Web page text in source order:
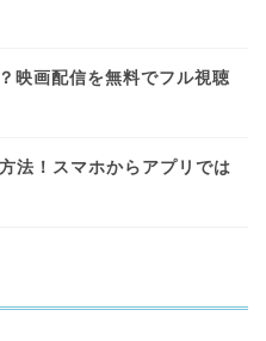
映画配信を無料でフル視聴
法！スマホからアプリでは